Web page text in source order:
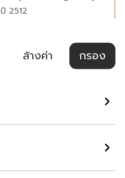
บล็อก 1 หลัง 1 (จิ๊กโก๋) เนื้อ
ปี 2512
ยืนยันตัวตนแล้ว
ล้างค่า กรอง